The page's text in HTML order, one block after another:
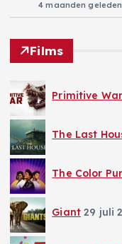
4 maanden geleden
Films
Primitive War
The Last
The Color
Giant 29 juli